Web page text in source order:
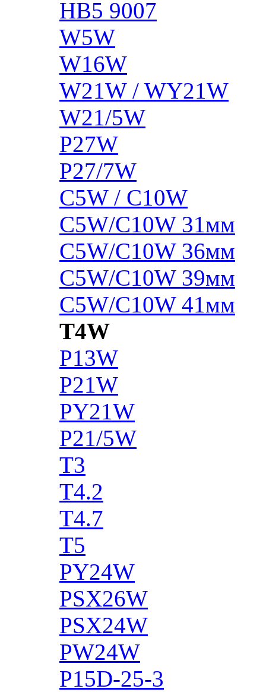
HB5 9007
W5W
W16W
W21W / WY21W
W21/5W
P27W
P27/7W
C5W / C10W
C5W/C10W 31мм
C5W/C10W 36мм
C5W/C10W 39мм
C5W/C10W 41мм
T4W
P13W
P21W
PY21W
P21/5W
T3
T4.2
T4.7
T5
PY24W
PSX26W
PSX24W
PW24W
P15D-25-3